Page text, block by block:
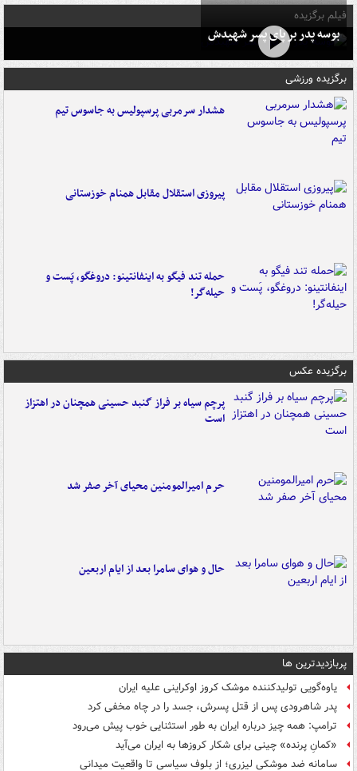
فیلم برگزیده
بوسه‌ پدر بر پای پسر شهیدش
برگزیده ورزشی
هشدار سرمربی پرسپولیس به جاسوس تیم
پیروزی استقلال مقابل همنام خوزستانی
حمله تند فیگو به اینفانتینو: دروغگو، پَست‌ و
حیله‌گر!
برگزیده عکس
پرچم سیاه بر فراز گنبد حسینی همچنان در اهتزاز
است
حرم امیرالمومنین محیای آخر صفر شد
حال و هوای سامرا بعد از ایام اربعین
پربازدیدترین ها
یاوه‌گویی تولیدکننده موشک کروز اوکراینی علیه ایران
پدر شاهرودی پس از قتل پسرش، جسد را در چاه مخفی کرد
ترامپ: همه چیز درباره ایران به طور استثنایی خوب پیش می‌رود
«کمانِ پرنده» چینی برای شکار کروزها به ایران می‌آید
سامانه ضد موشکی لیزری؛ از بلوف سیاسی تا واقعیت میدانی